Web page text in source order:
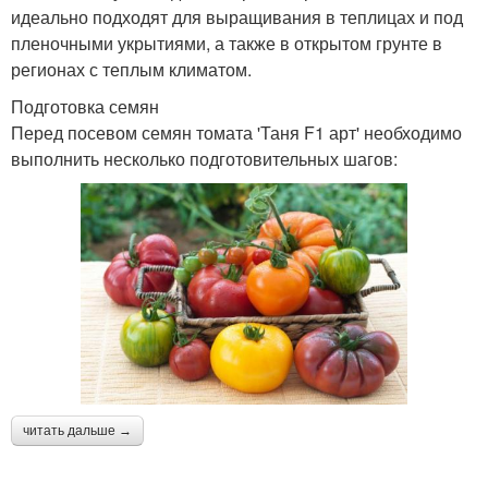
идеально подходят для выращивания в теплицах и под
пленочными укрытиями, а также в открытом грунте в
регионах с теплым климатом.
Подготовка семян
Перед посевом семян томата 'Таня F1 арт' необходимо
выполнить несколько подготовительных шагов:
читать дальше →